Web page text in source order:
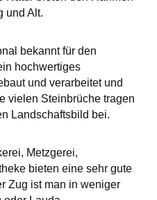
und Alt.
bekannt für den
hochwertiges
und verarbeitet und
vielen Steinbrüche tragen
Landschaftsbild bei.
Metzgerei,
bieten eine sehr gute
Zug ist man in weniger